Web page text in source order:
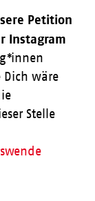
Petition
Instagram
*innen
Dich wäre
Stelle